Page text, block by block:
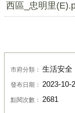
西區_忠明里
市府分類： 生活安全
發布日期： 2023-10-
點閱次數： 2681